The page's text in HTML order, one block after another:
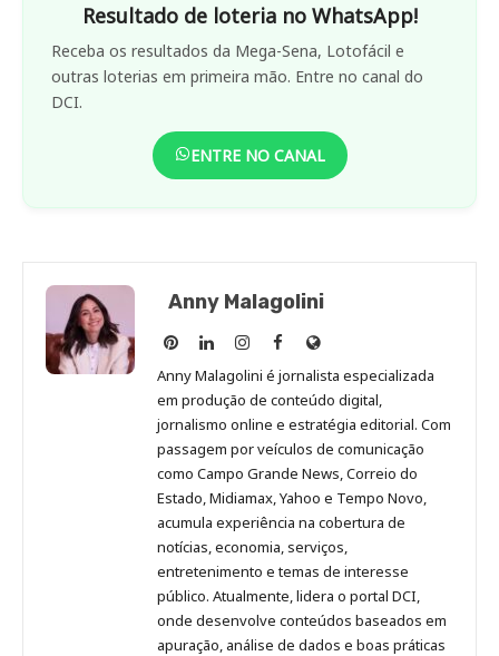
Resultado de loteria no WhatsApp!
Receba os resultados da Mega-Sena, Lotofácil e
outras loterias em primeira mão. Entre no canal do
DCI.
ENTRE NO CANAL
Anny Malagolini
Anny
Malagolini
no
Pinterest
Anny
Malagolini
no
LinkedIn
Anny
Malagolini
no
Instagram
Anny
Malagolini
no
Facebook
Site
de
Anny
Malagolini
Anny Malagolini é jornalista especializada
em produção de conteúdo digital,
jornalismo online e estratégia editorial. Com
passagem por veículos de comunicação
como Campo Grande News, Correio do
Estado, Midiamax, Yahoo e Tempo Novo,
acumula experiência na cobertura de
notícias, economia, serviços,
entretenimento e temas de interesse
público. Atualmente, lidera o portal DCI,
onde desenvolve conteúdos baseados em
apuração, análise de dados e boas práticas